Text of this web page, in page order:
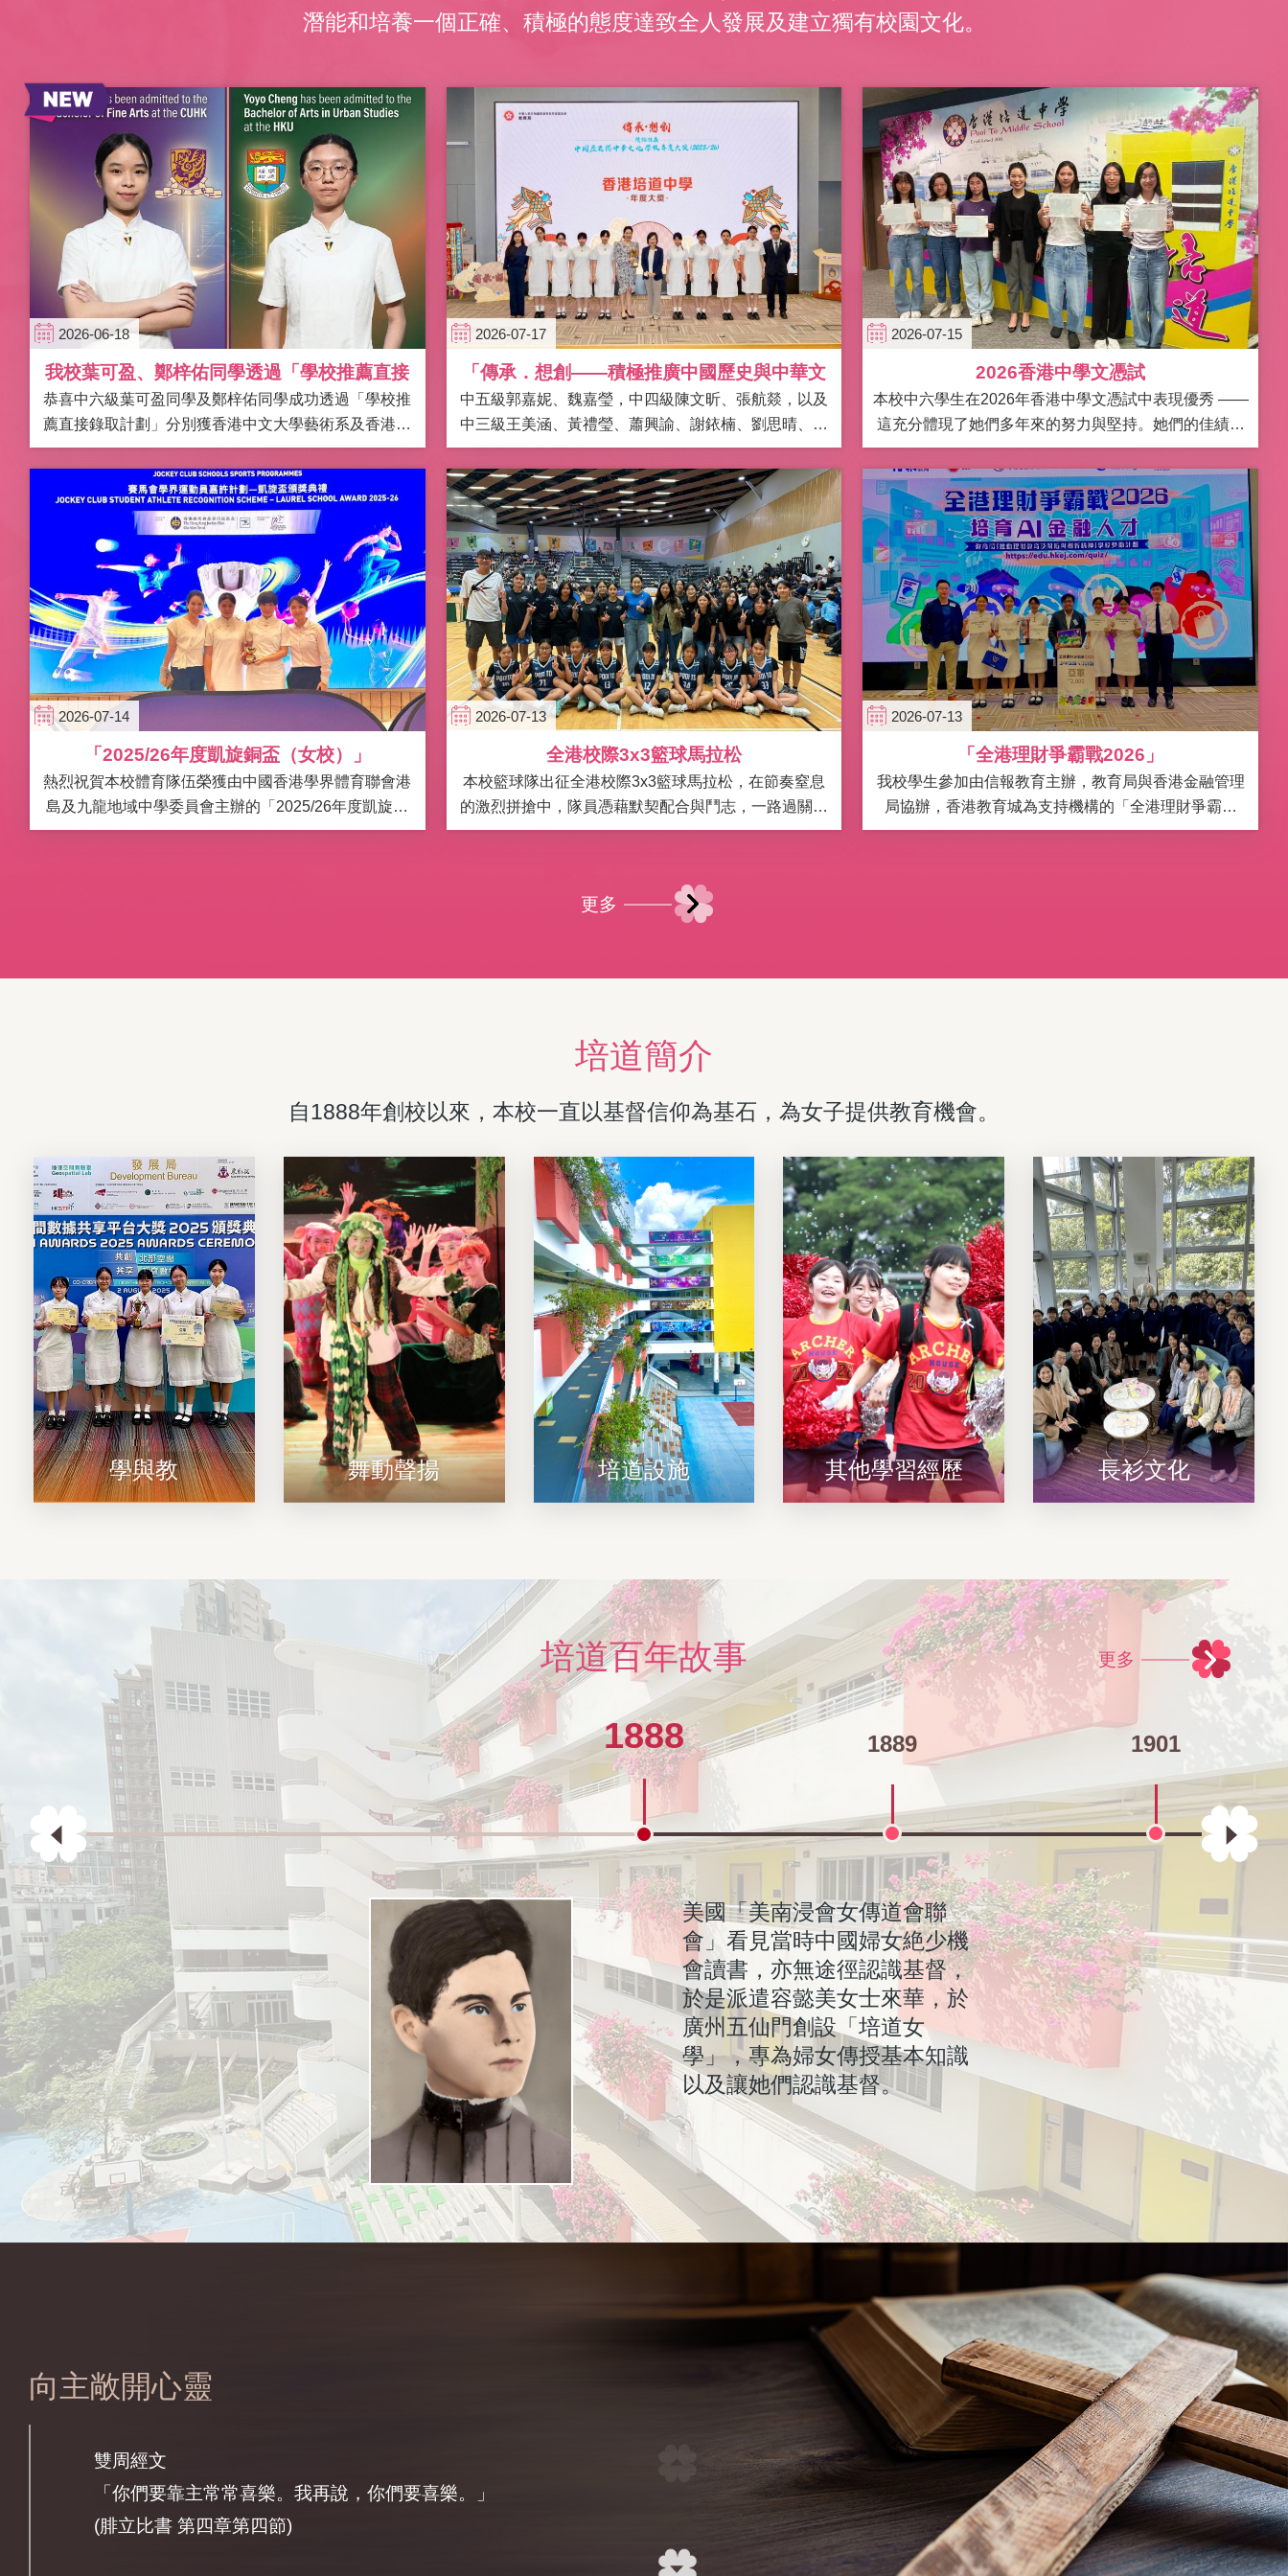
潛能和培養一個正確、積極的態度達致全人發展及建立獨有校園文化。
2026-06-18
我校葉可盈、鄭梓佑同學透過「學校推薦直接
錄取計劃」分別獲中大及港大破格錄取！
恭喜中六級葉可盈同學及鄭梓佑同學成功透過「學校推
薦直接錄取計劃」分別獲香港中文大學藝術系及香港大
學文學士（城市研究） 直接錄取 ！為妳們的優異表現感
到驕傲!
2026-07-17
「傳承．想創——積極推廣中國歷史與中華文
化學校年度大獎」
中五級郭嘉妮、魏嘉瑩，中四級陳文昕、張航燚，以及
中三級王美涵、黃禮瑩、蕭興諭、謝銥楠、劉思晴、蘇
睿，共十位同學，聯同中史科黃齡嫺老師和林嘉希老
師，今年榮獲由教育局頒發的「傳承．想創——積極推
廣中國歷史與中華文化學校年度大獎」，殊榮可貴，令
人振奮！
在今日隆重的頒獎典禮上，張…
2026-07-15
2026香港中學文憑試
本校中六學生在2026年香港中學文憑試中表現優秀 ——
這充分體現了她們多年來的努力與堅持。她們的佳績不
僅展現了學術上的卓越，更彰顯了堅韌不拔的決心。
這些成就實有賴老師、家長和同儕的鼎力支持。我們由
衷感謝每一位在這段旅程中付出心力的人。
…
2026-07-14
「2025/26年度凱旋銅盃（女校）」
熱烈祝賀本校體育隊伍榮獲由中國香港學界體育聯會港
島及九龍地域中學委員會主辦的「2025/26年度凱旋銅
盃（女校）」第三名。這項殊榮充分體現了本校運動員
2026-07-13
全港校際3x3籃球馬拉松
本校籃球隊出征全港校際3x3籃球馬拉松，在節奏窒息
的激烈拼搶中，隊員憑藉默契配合與鬥志，一路過關斬
將，在小組賽與淘汰賽後，殺入四強。決賽圈更是拼盡
2026-07-13
「全港理財爭霸戰2026」
我校學生參加由信報教育主辦，教育局與香港金融管理
局協辦，香港教育城為支持機構的「全港理財爭霸戰
2026」少年金融人才計劃。比賽旨在讓中學生及早認識
更多
培道簡介
自1888年創校以來，本校一直以基督信仰為基石，為女子提供教育機會。
學與教 舞動聲揚 培道設施 其他學習經歷 長衫文化
培道百年故事
1888 1889 1901
美國「美南浸會女傳道會聯
會」看見當時中國婦女絶少機
會讀書，亦無途徑認識基督，
於是派遣容懿美女士來華，於
廣州五仙門創設「培道女
學」，專為婦女傳授基本知識
以及讓她們認識基督。
紀好弼夫人出任校長(1889-
1901, 1911-1922)。
增設婦女班及盲女班。
泊教士於1901-1910年出任校
長。
學生人數激增。1906年購入廣
州東山民地數十畝，興建校
舍，以容納200位生。1907年遷
入新校舍。
開辦「培道蒙學」，由殷愛新
教士創辦兼任校長(1912-
1917)，校舍建於棚廠。禢偉靈
校友協助教學。
首次舉行「培道蒙學」畢業典
禮，五位畢業生中包括禢偉靈
校友。
第一屆「廣州浸信會培道學
校」舊制中學學生畢業，畢業
生中包括張瑞芬校友 (後排右
二)，日後成為美國首位華裔女
飛行家 。
唐炳榮先生於1923-1927年出任
校長 。
校董會改組，由全西人轉為
華人西人各佔3席。
區慕靈教士於1923-1926、
1927-1938年出任監督及於
1927-1930、1932-1934年
出任校長之職 。
杜信明教士代任監督一年，於
1926-1928年出任校長 。
集資62,000元之「四十周年
紀念堂」的中座落成。第一
及第二層為課室及辦公室，
第三層為禮堂，可容600-
700人。
學生已增至500餘人，是年
為新制高中第一屆畢業 。
培道校董會奉准立案，此後
全由華人管理 。
史陳元素女士接任校長
(1930-1932、1934-1935年)
。
1932年3月15日，學校在教育廳
批准立案完成， 改名「私立培
道女子中學」。
培道早年已有級社的設立。基
本上由學生中二開始立社，每
級一社，每年會慶祝「社辰」
(現在稱為「級社日」)，到畢業
時舉行「級夕」活動。 培道在
1934年起，逐漸發展出一套級
社系統，各級社順次取不同字
旁為社名，而各社亦有不同色
系之代表顏色，例如 ：
「 日」字旁(屬黃藍系)
「 羽」字旁(屬紅白系)
「 山」字旁(屬綠白系)
各級社有社旗、社訓，個別級
溫耀斌先生於1936-1946年出任
校長。當年學生達600人。
「七七蘆溝橋」事變，廣州
7月7日遭日軍空襲。 因為東
山接近鐵路，正是轟炸目
標，所以師生躲到西關一家
銀號的銀庫，避過了那天瘋
狂的轟炸。雖然經過死蔭的
幽谷也不怕遭害，是神的安
排、神的保守。
校董會響應祖國政府長期抗
戰本旨，決定遷往廣東省肇
慶暫避戰火，隨同出發的學
生有20多人。
學校賃九龍廣華街三層洋樓共
26間房間為校舍，更在附近太
平道租洋房兩所為宿舍。2月24
日，師生由肇慶遷往香港廣華
街，並開辦「培道中學肇慶分
校附屬小學」。
學校於九龍青年會舉行第十三
屆中學部及第二屆小學部畢業
典禮。
小學部遷入九龍城士他令道浸
信會禮拜堂副堂。
培道與培正中學在廣東省韶關
市坪石鎮，合辦「坪石培正培
道聯合中學」(1941-1944年)，
簡稱「坪石培聯」初一至高三
共8班，300多位學生。
4月溫耀斌校長前往廣西省桂
林，籌設「桂林培正培道聯合
中學」(1942-1944年)，簡稱
「桂林培聯」。
因日軍攻襲，師生緊急疏散，
「桂林培聯」及「坪石培聯」
先後停辦。
抗戰勝利後，李清心主任與溫
耀斌校長奉命於9月來港籌備香
港分校。
第一屆「廣州培道中學香港分
校」學生自治會成立。
因學生人數加增，由幼稚園至
初中三學生達518人。校舍不敷
應用，遂租用九龍城嘉林邊道
37號為初中及高小校舍。
8月，校友禤偉靈女士由廣州培
道來港任校長 。 (於1949-1965
年出任16年校長 ，一生服務培
道40年。)
獲殖民時代之香港政府撥贈延
文禮士道山地74,130平方呎興
建校舍。建築費連設備費達110
萬港元。
敎育司署舉辦本港第一屆高中
畢業會考，本校成績優異，及
格率達98.7%。
6月12日舉行延校舍開幕典禮，
由殖民時代之香港總督葛量洪
爵士夫人主持啟鑰儀式。
「七十周年紀念堂」落成，教
育司高詩雅夫人蒞臨揭幕。
學生參加會考，及格率達
95%。
校友兼訓導主任巫德坤女士
於1965-1973年出任本校校
長。
香港培道小學搬遷到馬頭涌福
祥街，可容納1300名學生。
禤偉靈校長獲頒授MBE勳銜
後，將勳銜轉贈予母校。
本校於「第24屆校際音樂節」
中獲得7項冠軍、 1項亞軍、3項
季軍及21項優異獎，更奪得
「全港女聲合唱冠軍隊伍總決
賽」之總冠軍。
巫德坤校長因移居加國離職，
由副校長兼校友李歡玉女士署
理校長職務。1974年6月李校長
因病息勞歸主。
1974年6月李校長因病息勞
歸主。
訓導主任鄺少蓮女士於
1974-1982年出任本校校
長。
教育司署由1975年起，將39間
非牟利私立受助中學逐步轉為
資助中學。本校在1978年正式
轉為資助中學。
蘇恩立女士於1982-2000年
出任本校校長，致力推行母
語教學，非以取錄好學生為
學校目標，反以教好學生為
學校使命。
慶祝培道創校100周年，發起
「創校百周年紀念發展計
劃」，籌得港幣300,000餘元，
更編印百周年特刊及舉辦校友
會晚宴。
港督衞奕信夫人蒞臨作親善探
訪，全體師生出席歡迎儀式。
由中一開始，更換初中長衫校
服為西裙，高中學生仍以長衫
為校服。
蘇恩立校長獲英女皇頒授榮
譽獎章。
家長教師會捐出120,000元
於禮堂加設空調 。
學校參加「質素保證視學」
獲好評，本校被列為全港44
間有明顯正增值學校之一。
蘇恩立校長獲特區頒授「銅
紫荊星章」。
7月，蘇恩立校長榮休。 8月
31日蘇校長因病息勞歸主。
9月1日，曾綺年女士接任校
長。
「非典型肺炎」爆發，學校
配合政府停課政策及採取各
種預防措施，教育統籌局局
長李國章教授探訪本校。
為配合教育改革，逢星期五
下午特設「全方位學習時
段」，為學生提供多元化的
學習機會。
本校重建預計需要
$160,000,000，立法會通過
資助$138,500,000，學校展
開約會$30,000,000籌款活
動 。
8月31日成立「法團校董
會」管理學校。
參加教育局 (前身為教育統
籌局)「提昇英語計劃」，獲
撥款進行為期6年的語文藝
術計劃及「跨科英語學習計
劃」，並成立「校園英語電
視台」。
於4月3日起假香港理工大學
「賽馬會綜藝館」演出三場
「120周年校慶校史音樂劇」 ，
邀得十多所中小學校師生蒞臨
欣賞。
3月26日，師生返回延文禮士道
新校舍上課。
3月12日舉行新校舍奉獻及
開幕典禮，主禮嘉賓為教育
局局長孫明揚太平紳士。
9月起，本校根據教育局
「教學語言微調方案」，由
中一開始，數學科及科學科
以英語為教學語言。另外，
其中三班學生更會以英語學
習歷史科及電腦科。
5月2日至4日，本校接受教
育局教學語言重點視學，報
告評價良佳。視學組認為本
校語文政策計劃周全。教師
運用英語教學的能力優良，
學生學習態度認真。
最後一年高考，中七師生均
悉力以赴。學生成績理想，
超過60%學生經「聯招」入
讀學位課程，而朱祉澄同學
更獲4A佳績。
為慶祝「125周年校慶」，舉辦
一系列活動：早會分享、校友
分享、「培道展翅翱翔125」及
感恩崇拜、校友日感恩崇拜及
聚餐、校慶音樂劇「仙樂飄飄
處處聞」及教師台灣交流及聯
誼之旅。
7月，曾綺年校長榮休。本
校曾綺年校長服務培道十五
年，期間帶領學校重建校
舍、面對教育改革，建樹良
多。教職員會籌備榮休晚
宴，並邀請曾與校長同工的
朋友，為校長慶祝並送上祝
福。
9月，張美華女士接任校
長。
80.3% 同學於2016文憑試中
取得至少「33222」，符合
入讀本地大學的最低要求，
遠高於香港考生表現
(36.3%)。
為使同學認識旗袍及承傳其
文化，視藝科舉辦一系列活
動，包括「培道旗袍設計
﹙全港小學﹚邀請賽
2016」、「旗袍縫製工作
坊」及「旗袍設計作品
展」，讓學生對旗袍有更深
中史科已向教育局優質教育
基金成功申請$563,000，名
為「電歷計劃」，以協助全
港中史科教育網上資料庫。
為慶祝130周年，以「承遠
志．創傳奇」為主題，展開
一連串校慶活動，包括
「130周年校慶開幕典禮暨
嘉年華」，由教育局局長楊
潤雄太平紳士擔任主禮嘉
賓。
5月4-5日：《Arts in Action
2018》及校慶音樂劇 《The
Year of Festival》原創劇假
理工大學賽馬會綜藝館公演
三場。同學在表演中，展現
最精彩、最動人的一面，讓
觀眾留下深刻印象。
本校獲香港科技大學華南研
究中心廖廸生博士的邀請，
分享有關長衫製作技藝之研
究及整理工作，成為一份子
參加「國家級非物質文化遺
產－長衫製作技藝」申請。
老師和同學分享以長衫作為
校服、開辦長衫製作班、透
過這四年的旗袍設計(全校小
學)邀請賽，向小學生推廣長
衫文化等。香港中式長衫製
作技藝於2021年被列入第五
批國家級非物質文化遺產名
2019冠狀病毒病全球性大爆
發, 1月25日開始停課。第一
階段，教師進行網上教學，
第二階段試行網上實時教
學，第三階段，正式推行網
上實時教學，第四階段推行
網上評估。
為了加強學生對學校的歸屬
感及承擔精神，成立了「學
生禮儀大使幹事會」，發揚
培道禮儀大使的積極性。
為了讓學生得到全面的發
展，學校推行初中「一人一
音體藝」政策，在豐富學生
的學習生活之餘，又能發掘
學生的興趣和潛能。
舞動聲揚2021 以錄影方式
與同學分享由130位同學參
與的音樂、舞蹈表演音樂劇
「小安妮」。
由2021年1月11日至5月21
日分階段回校上課， 5月24
日起 ， 恢復全校學生回校
上課。
第五波疫情在今年1月出現
急劇變化，學校於1月24日
再改為網上授課至5月3日。
80.0% 學生於2022文憑試中
取得至少「33222」成績，6
位同學更獲得最佳6科30分
或以上的佳績 。 80.9%學生
獲聯招取錄，16%獲首三大
學取錄。
培道135週年校慶暨培道校
史館重啟典禮於 2023 年 3
月 11 日舉行，教育局局長
蔡若蓮, JP 蒞臨主禮，以慶
祝培道135年發展並展示我
們引以為豪的歷史和里程
碑。
82.0% 學生於2022文憑試中
取得至少「33222」成績，
80%學生獲聯招取錄。
2024年中學文憑試，本校共
有84.3% 同學考獲至少
「332A+2」成績，符合入
讀本地大學的最低要求；當
中82%同學獲得聯招取錄。
張思澄同學榮獲2023至
2024年度「中銀香港紫荊
盃」傑出運動員獎(保齡球項
在2024年香港無伴奏合唱大
賽中，無伴奏合唱隊奪得冠
軍及卓越表演獎。
教師培訓組為全體老師舉辦
「南沙考察團」，以了解大
灣區的最新發展。
本校運動團隊於「2024-
2025年度中銀香港紫荊盃」
表現卓越，榮膺「躍進女校
組」亞軍殊榮。
本年度邀請了花鈕非遺傳承
人麥琬思小姐在科技與生活
科課堂教導中二級同學製作
花鈕，好讓同學體驗傳統工
藝精髓。
更多
向主敞開心靈
(腓立比書 第四章第四節)
主題經文
「你們當剛強壯膽，不要害怕，也不要畏懼他們，因為耶和華你的
神和你同去，他必不撇下你，也不丟棄你。」